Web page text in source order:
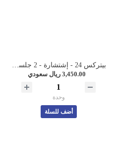
3,450.00 ريال سعودي
وحدة
أضف للسلة